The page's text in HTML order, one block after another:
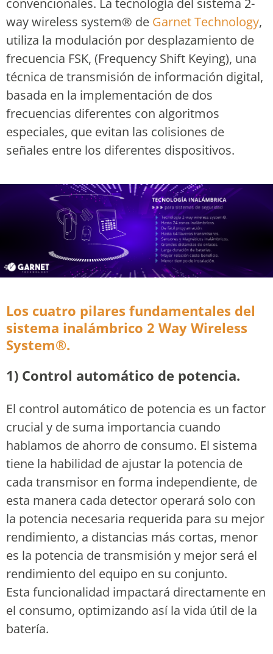
convencionales. La tecnología del sistema 2-
way wireless system® de Garnet Technology,
utiliza la modulación por desplazamiento de
frecuencia FSK, (Frequency Shift Keying), una
técnica de transmisión de información digital,
basada en la implementación de dos
frecuencias diferentes con algoritmos
especiales, que evitan las colisiones de
señales entre los diferentes dispositivos.
Los cuatro pilares fundamentales del
sistema inalámbrico 2 Way Wireless
System®.
1) Control automático de potencia.
El control automático de potencia es un factor
crucial y de suma importancia cuando
hablamos de ahorro de consumo. El sistema
tiene la habilidad de ajustar la potencia de
cada transmisor en forma independiente, de
esta manera cada detector operará solo con
la potencia necesaria requerida para su mejor
rendimiento, a distancias más cortas, menor
es la potencia de transmisión y mejor será el
rendimiento del equipo en su conjunto.
Esta funcionalidad impactará directamente en
el consumo, optimizando así la vida útil de la
batería.